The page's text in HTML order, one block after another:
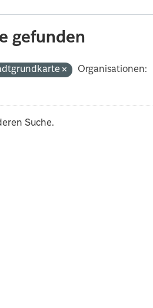
gefunden
Organisationen:
Suche.